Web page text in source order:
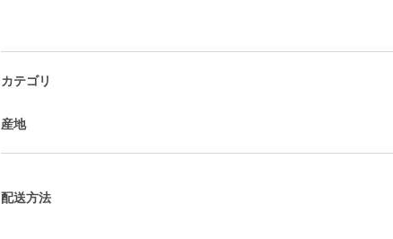
カテゴリ
産地
配送方法